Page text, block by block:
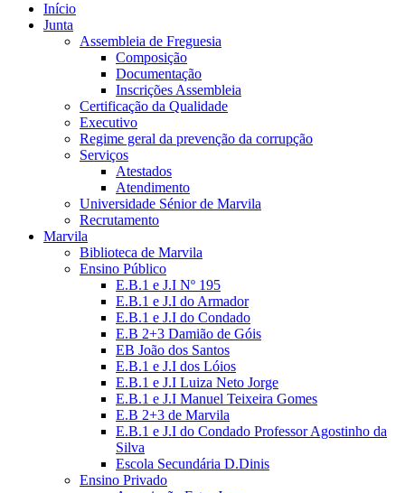
Início
Junta
Assembleia de Freguesia
Composição
Documentação
Inscrições Assembleia
Certificação da Qualidade
Executivo
Regime geral da prevenção da corrupção
Serviços
Atestados
Atendimento
Universidade Sénior de Marvila
Recrutamento
Marvila
Biblioteca de Marvila
Ensino Público
E.B.1 e J.I Nº 195
E.B.1 e J.I do Armador
E.B.1 e J.I do Condado
E.B 2+3 Damião de Góis
EB João dos Santos
E.B.1 e J.I dos Lóios
E.B.1 e J.I Luiza Neto Jorge
E.B.1 e J.I Manuel Teixeira Gomes
E.B 2+3 de Marvila
E.B.1 e J.I do Condado Professor Agostinho da
Silva
Escola Secundária D.Dinis
Ensino Privado